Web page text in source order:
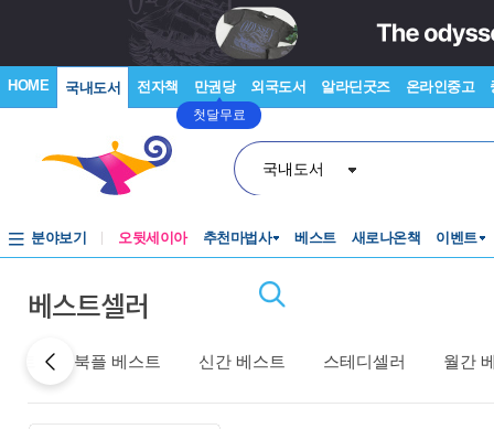
HOME 국내도서 전자책 만권당
첫달무료
외국도서 알라딘굿즈 온라인중고
국내도서
분야보기 오뒷세이아 추천마법사 베스트 새로나온책 이벤트
베스트셀러
북플 베스트 신간 베스트 스테디셀러 월간